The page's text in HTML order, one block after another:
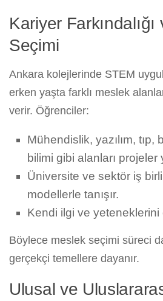
Kariyer
Seçimi
Ankara kolejlerinde STEM
erken yaşta farklı meslek
verir. Öğrenciler:
Mühendislik, yazılım, tıp,
bilimi gibi alanları
Üniversite ve sektör iş
modellerle tanışır.
Kendi ilgi ve
Böylece meslek seçimi süreci
gerçekçi temellere dayanır.
Ulusal ve